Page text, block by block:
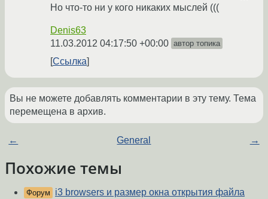
Но что-то ни у кого никаких мыслей (((
Denis63
11.03.2012 04:17:50 +00:00 автор топика
Ссылка
Вы не можете добавлять комментарии в эту тему. Тема
перемещена в архив.
← General →
Похожие темы
Форум
i3 browsers и размер окна открытия файла